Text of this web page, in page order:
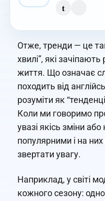
t
Отже, тренди — це
хвилі”, які
життя. Що означає
походить від
розуміти як
Коли ми говоримо
увазі якісь зміни
популярними і на
звертати увагу.
Наприклад, у світі
кожного сезону: